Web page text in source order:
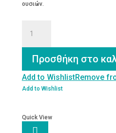
ουσιών.
Μήλο
Ρόδι
1.5lt
ποσότητα
Προσθήκη στο
Add to WishlistRemove
Add to Wishlist
Quick View